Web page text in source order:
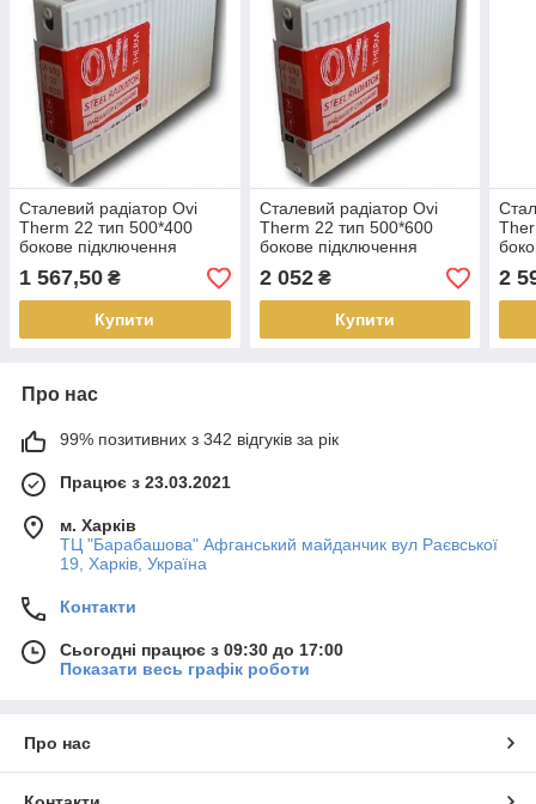
Сталевий радіатор Ovi
Therm 22 тип 500*400
бокове підключення
1 567,50 ₴
Купити
Сталевий радіатор Ovi
Therm 22 тип 500*600
бокове підключення
2 052₴
Купити
2
Про нас
99% позитивних з 342 відгуків за рік
Працює з 23.03.2021
м. Харків
ТЦ "Барабашова" Афганський майданчик вул Раєвської
19, Харків, Україна
Контакти
Сьогодні працює з 09:30 до 17:00
Показати весь графік роботи
Про нас